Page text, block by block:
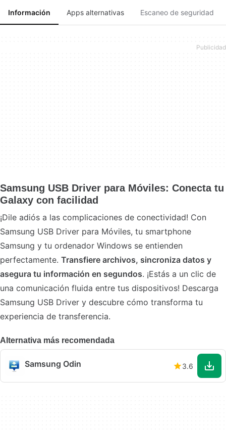
Información Apps alternativas Escaneo de seguridad
Samsung USB Driver para Móviles: Conecta tu
Galaxy con facilidad
¡Dile adiós a las complicaciones de conectividad! Con
Samsung USB Driver para Móviles, tu smartphone
Samsung y tu ordenador Windows se entienden
perfectamente. Transfiere archivos, sincroniza datos y
asegura tu información en segundos. ¡Estás a un clic de
una comunicación fluida entre tus dispositivos! Descarga
Samsung USB Driver y descubre cómo transforma tu
experiencia de transferencia.
Alternativa más recomendada
Samsung Odin 3.6